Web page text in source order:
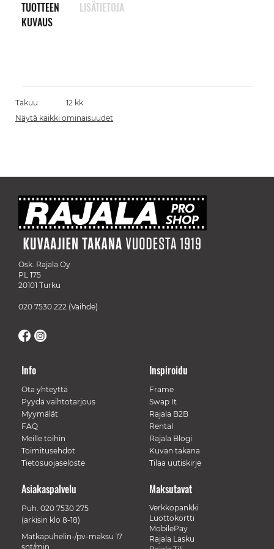
TUOTTEEN
KUVAUS
LISÄTIETOJA
Takuu
12 kk
Näytä kaikki ominaisuudet
Osk. Rajala Oy
PL 175
20101 Turku
020 7530 222 (Vaihde)
Info
Ota yhteyttä
Pyydä vaihtotarjous
Myymälät
FAQ
Meille töihin
Toimitusehdot
Tietosuojaseloste
Inspiroidu
Frame
Swap It
Rajala B2B
Rental
Rajala Blogi
Kuvan takana
Tilaa uutiskirje
Maksutavat
Verkkopankki
Luottokortti
MobilePay
Rajala Lasku
Asiakaspalvelu
Puh. 020 7530 275
(arkisin klo 8-18)
Matkapuhelin-/pv-maksu 17
snt/min.